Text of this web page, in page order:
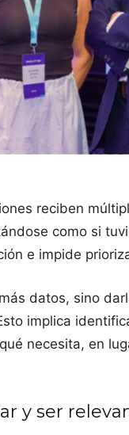
reciben
como si
e impide
datos, sino
implica
necesita, en
y ser